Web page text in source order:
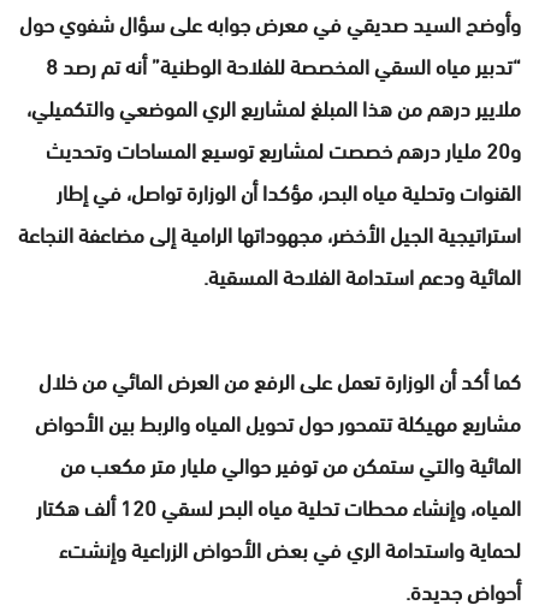
وأوضح السيد صديقي في معرض جوابه على سؤال شفوي حول
“تدبير مياه السقي المخصصة للفلاحة الوطنية” أنه تم رصد 8
ملايير درهم من هذا المبلغ لمشاريع الري الموضعي والتكميلي،
و20 مليار درهم خصصت لمشاريع توسيع المساحات وتحديث
القنوات وتحلية مياه البحر، مؤكدا أن الوزارة تواصل، في إطار
استراتيجية الجيل الأخضر، مجهوداتها الرامية إلى مضاعفة النجاعة
المائية ودعم استدامة الفلاحة المسقية.
كما أكد أن الوزارة تعمل على الرفع من العرض المائي من خلال
مشاريع مهيكلة تتمحور حول تحويل المياه والربط بين الأحواض
المائية والتي ستمكن من توفير حوالي مليار متر مكعب من
المياه، وإنشاء محطات تحلية مياه البحر لسقي 120 ألف هكتار
لحماية واستدامة الري في بعض الأحواض الزراعية وإنشتء
أحواض جديدة.